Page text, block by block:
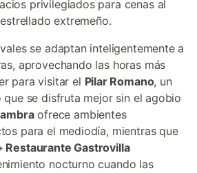
privilegiados para cenas al
extremeño.
se adaptan inteligentemente a
aprovechando las horas más
para visitar el Pilar Romano, un
se disfruta mejor sin el agobio
ofrece ambientes
para el mediodía, mientras que
Restaurante Gastrovilla
nocturno cuando las